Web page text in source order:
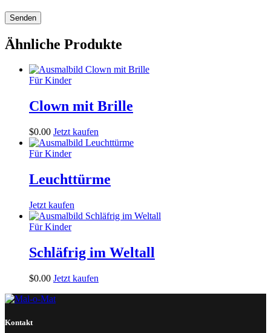
Ähnliche Produkte
Für Kinder
Clown mit Brille
$0.00 Jetzt kaufen
Für Kinder
Leuchttürme
Jetzt kaufen
Für Kinder
Schläfrig im Weltall
$0.00 Jetzt kaufen
Kontakt